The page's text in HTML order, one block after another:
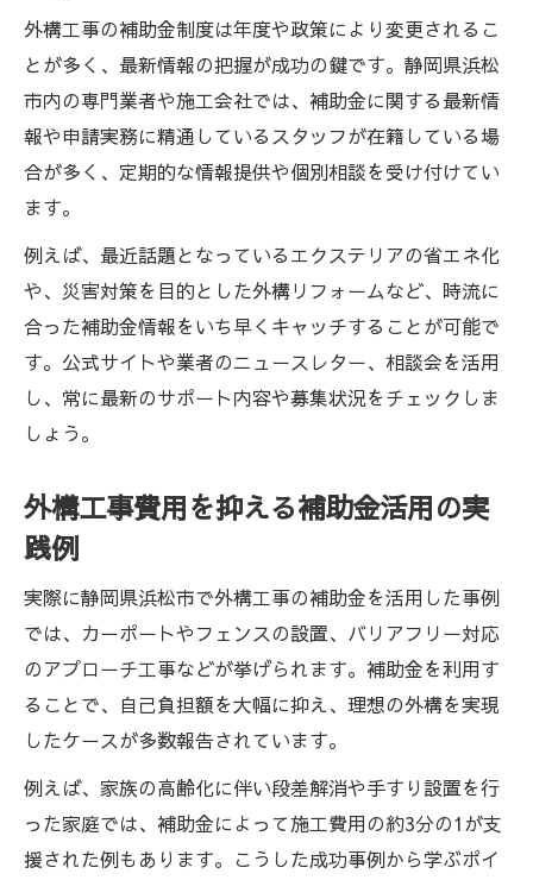
外構工事の補助金制度は年度や政策により変更されるこ
とが多く、最新情報の把握が成功の鍵です。静岡県浜松
市内の専門業者や施工会社では、補助金に関する最新情
報や申請実務に精通しているスタッフが在籍している場
合が多く、定期的な情報提供や個別相談を受け付けてい
ます。
例えば、最近話題となっているエクステリアの省エネ化
や、災害対策を目的とした外構リフォームなど、時流に
合った補助金情報をいち早くキャッチすることが可能で
す。公式サイトや業者のニュースレター、相談会を活用
し、常に最新のサポート内容や募集状況をチェックしま
しょう。
外構工事費用を抑える補助金活用の実
践例
実際に静岡県浜松市で外構工事の補助金を活用した事例
では、カーポートやフェンスの設置、バリアフリー対応
のアプローチ工事などが挙げられます。補助金を利用す
ることで、自己負担額を大幅に抑え、理想の外構を実現
したケースが多数報告されています。
例えば、家族の高齢化に伴い段差解消や手すり設置を行
った家庭では、補助金によって施工費用の約3分の1が支
援された例もあります。こうした成功事例から学ぶポイ